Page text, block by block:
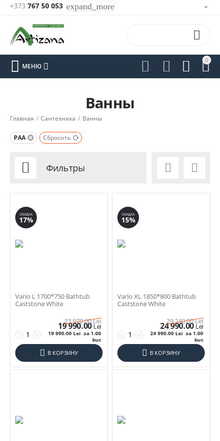
+373 767 50 053 expand_more
0


 

 МЕНЮ 
Цена
Lei– Lei
Ванны
Главная / Сантехника / Ванны
PAA Сбросить
 Фильтры  
СКИДКА
17%
Vario L 1700*750 Bathtub
Caststone White
+
−
23 970.00Lei
19 990.00Lei
19 990.00 Lei за 1.00
buc
В КОРЗИНУ
СКИДКА
15%
Vario XL 1850*800 Bathtub
Caststone White
+
−
29 240.00Lei
24 990.00Lei
24 990.00 Lei за 1.00
buc
В КОРЗИНУ